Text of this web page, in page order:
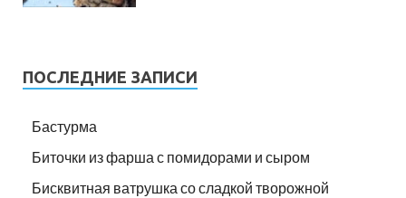
ПОСЛЕДНИЕ ЗАПИСИ
Бастурма
Биточки из фарша с помидорами и сыром
Бисквитная ватрушка со сладкой творожной